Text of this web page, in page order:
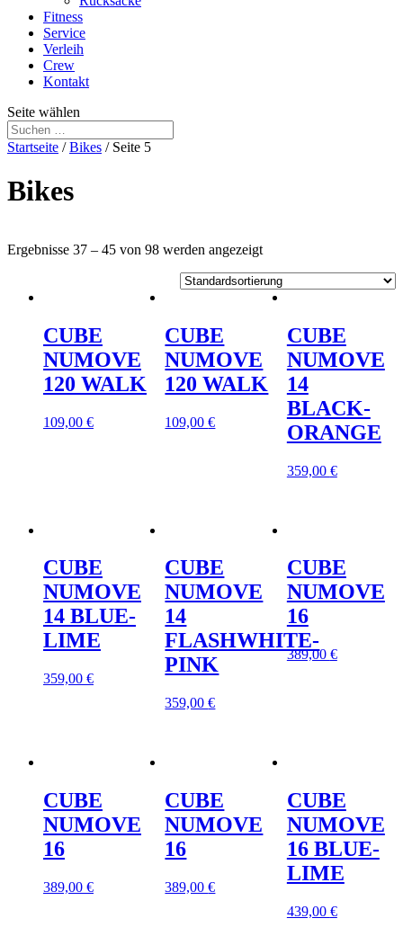
Fitness
Service
Verleih
Crew
Kontakt
Seite wählen
Startseite /Bikes / Seite 5
Bikes
Ergebnisse 37 – 45 von 98 werden angezeigt
CUBE
NUMOVE
120 WALK
109,00 €
CUBE
NUMOVE
120 WALK
109,00€
CUBE
NUMOVE
14
BLACK-
ORANGE
359,00 €
CUBE
NUMOVE
14 BLUE-
LIME
359,00 €
CUBE
NUMOVE
14
FLASHWHITE-
PINK
359,00€
CUBE
NUMOVE
16
389,00 €
CUBE
NUMOVE
16
389,00 €
CUBE
NUMOVE
16
389,00€
CUBE
NUMOVE
16 BLUE-
LIME
439,00 €